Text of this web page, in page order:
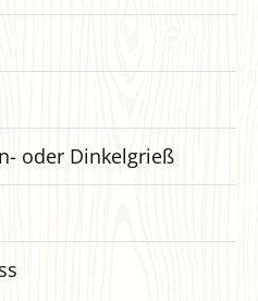
oder Dinkelgrieß